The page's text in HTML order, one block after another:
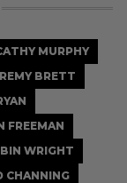
MURPHY
BRETT
FREEMAN
WRIGHT
CHANNING